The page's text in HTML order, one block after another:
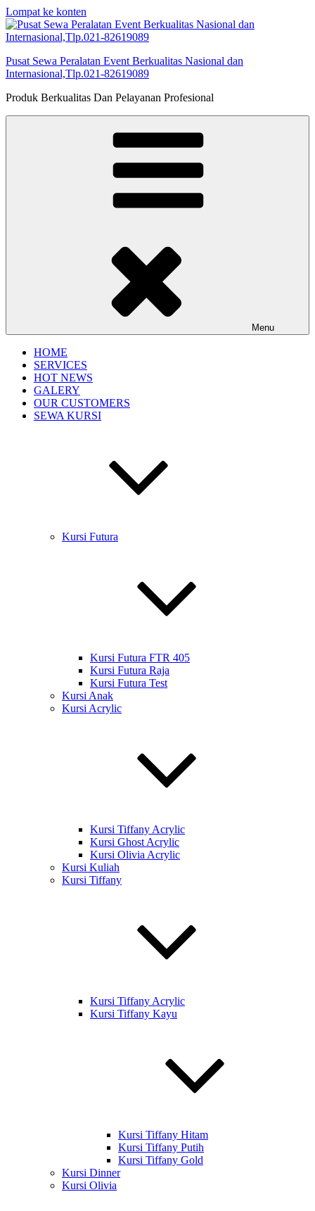
Lompat ke konten
Pusat Sewa Peralatan Event Berkualitas Nasional dan
Internasional,Tlp.021-82619089
Produk Berkualitas Dan Pelayanan Profesional
Menu
HOME
SERVICES
HOT NEWS
GALERY
OUR CUSTOMERS
SEWA KURSI
Kursi Futura
Kursi Futura FTR 405
Kursi Futura Raja
Kursi Futura Test
Kursi Anak
Kursi Acrylic
Kursi Tiffany Acrylic
Kursi Ghost Acrylic
Kursi Olivia Acrylic
Kursi Kuliah
Kursi Tiffany
Kursi Tiffany Acrylic
Kursi Tiffany Kayu
Kursi Tiffany Hitam
Kursi Tiffany Putih
Kursi Tiffany Gold
Kursi Dinner
Kursi Olivia